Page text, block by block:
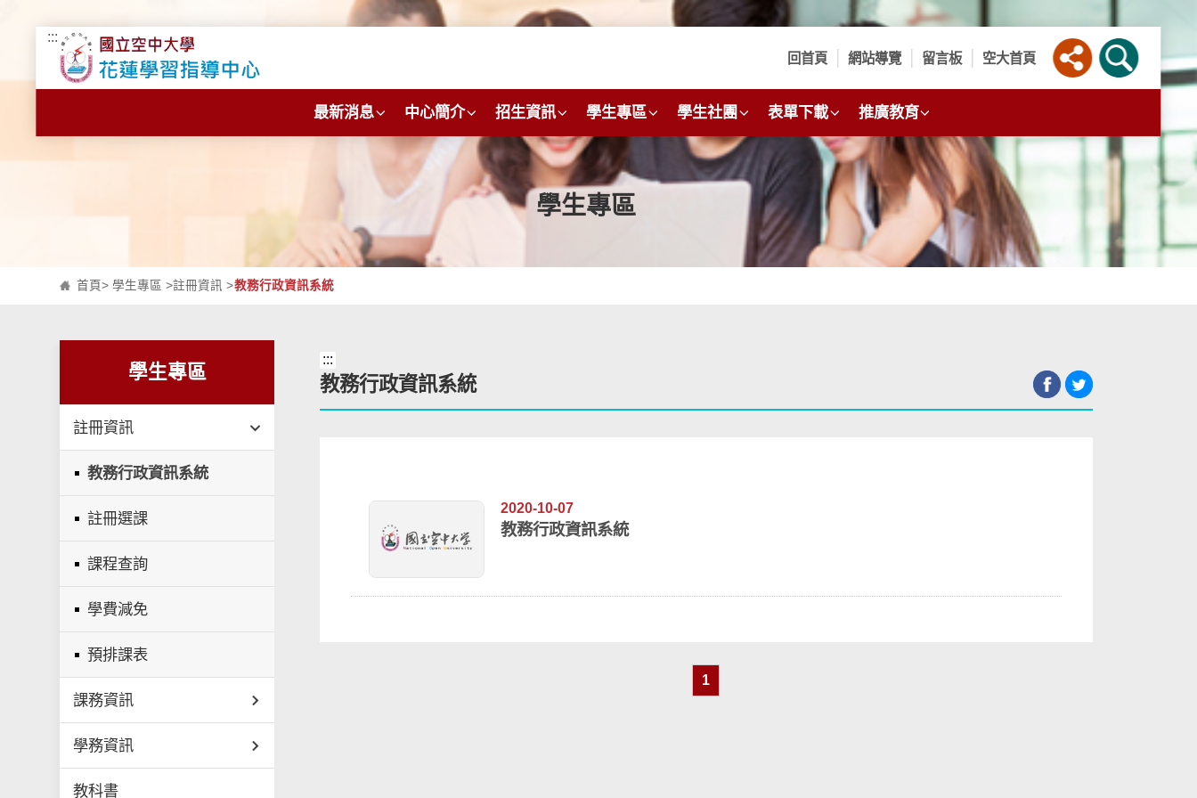
跳到主要內容區塊
:::
回首頁
網站導覽 留言板 空大首頁
最新消息 中心簡介 招生資訊 學生專區 學生社團 表單下載 推廣教育
學生專區
首頁>學生專區 >註冊資訊 >教務行政資訊系統
學生專區
註冊資訊
教務行政資訊系統
註冊選課
課程查詢
學費減免
預排課表
課務資訊
學務資訊
教科書
:::
教務行政資訊系統
2020-10-07
教務行政資訊系統
1